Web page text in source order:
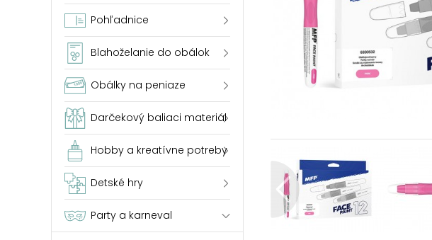
Pohľadnice
Blahoželanie do obálok
Obálky na peniaze
Darčekový baliaci materiál
Hobby a kreatívne potreby
Detské hry
Party a karneval